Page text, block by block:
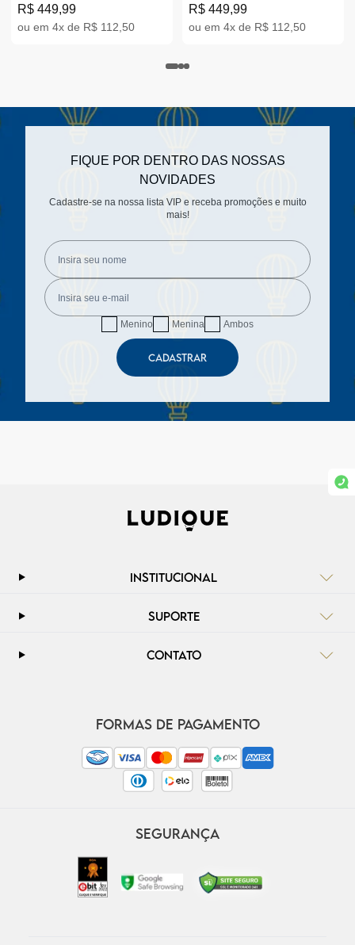
R$ 449,99
ou em 4x de R$ 112,50
R$ 449,99
ou em 4x de R$ 112,50
FIQUE POR DENTRO DAS NOSSAS
NOVIDADES
Cadastre-se na nossa lista VIP e receba promoções e muito
mais!
Menino Menina Ambos
CADASTRAR
INSTITUCIONAL
SUPORTE
CONTATO
FORMAS DE PAGAMENTO
SEGURANÇA